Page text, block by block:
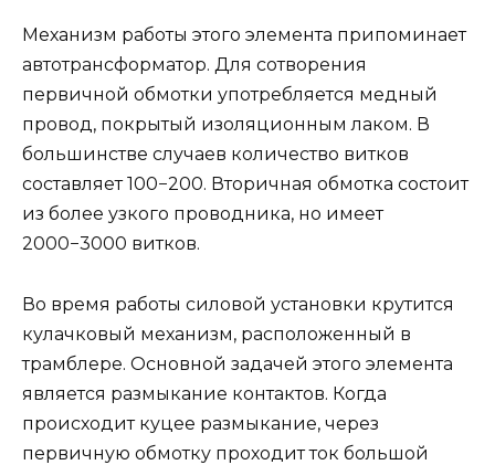
Механизм работы этого элемента припоминает
автотрансформатор. Для сотворения
первичной обмотки употребляется медный
провод, покрытый изоляционным лаком. В
большинстве случаев количество витков
составляет 100−200. Вторичная обмотка состоит
из более узкого проводника, но имеет
2000−3000 витков.
Во время работы силовой установки крутится
кулачковый механизм, расположенный в
трамблере. Основной задачей этого элемента
является размыкание контактов. Когда
происходит куцее размыкание, через
первичную обмотку проходит ток большой